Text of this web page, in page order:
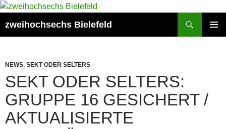
Zum
springen
zweihochsechs Bielefeld
NEWS, SEKT ODER SELTERS
SEKT ODER SELTERS:
GRUPPE 16 GESICHERT /
AKTUALISIERTE